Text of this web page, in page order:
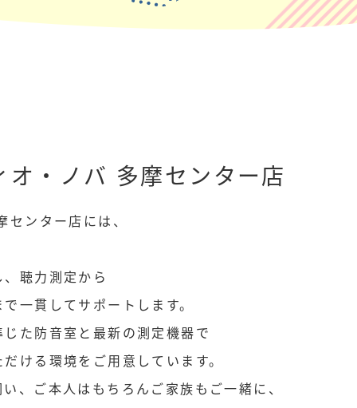
催事/物件
・ノバ 多摩センター店
ンター店には、
聴力測定から
一貫してサポートします。
た防音室と最新の測定機器で
ける環境をご用意しています。
、ご本人はもちろんご家族もご一緒に、